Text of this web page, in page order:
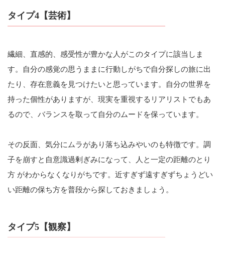
タイプ4【芸術】
繊細、直感的、感受性が豊かな人がこのタイプに該当しま
す。自分の感覚の思うままに行動しがちで自分探しの旅に出
たり、存在意義を見つけたいと思っています。自分の世界を
持った個性がありますが、現実を重視するリアリストでもあ
るので、バランスを取って自分のムードを保っています。
その反面、気分にムラがあり落ち込みやいのも特徴です。調
子を崩すと自意識過剰ぎみになって、人と一定の距離のとり
方 がわからなくなりがちです。近すぎず遠すぎずちょうどい
い距離の保ち方を普段から探しておきましょう。
タイプ5【観察】